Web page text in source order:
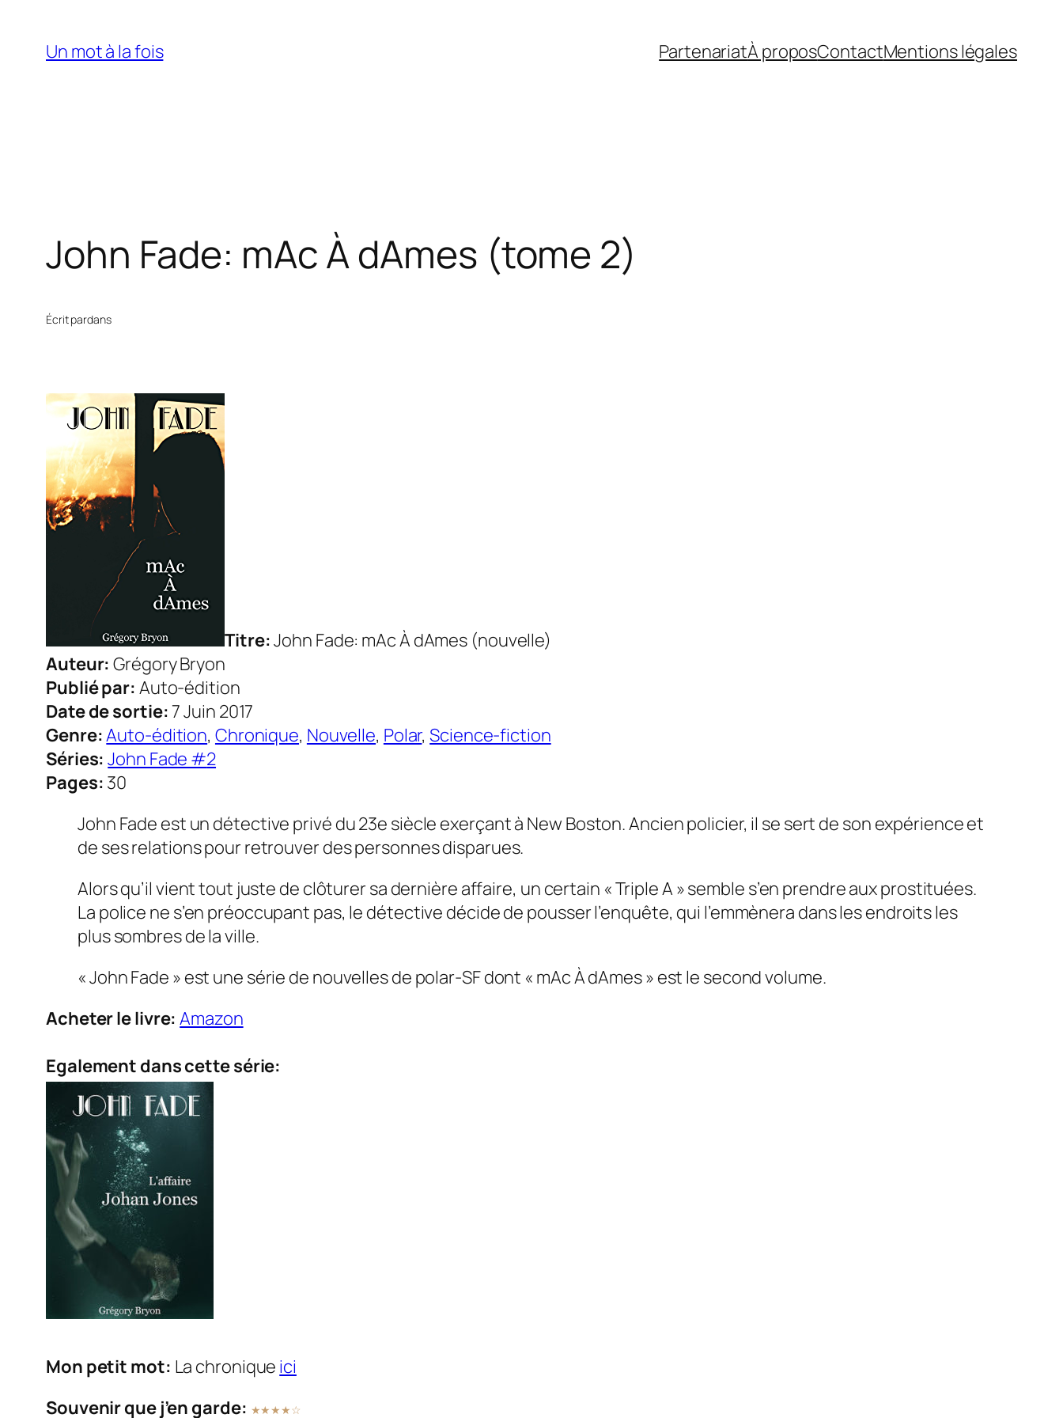
contenu
Un mot à la fois PartenariatÀ proposContactMentions légales
John Fade: mAc À dAmes (tome 2)
Écrit pardans
Titre:John Fade: mAc À dAmes (nouvelle)
Auteur: Grégory Bryon
Publié par: Auto-édition
Date de sortie:7 Juin 2017
Genre:Auto-édition, Chronique, Nouvelle, Polar,Science-fiction
Séries: John Fade #2
Pages: 30
John Fade est un détective privé du 23e siècle exerçant à New Boston. Ancien policier, il se sert de son expérience et
de ses relations pour retrouver des personnes disparues.
Alors qu’il vient tout juste de clôturer sa dernière affaire, un certain « Triple A » semble s’en prendre aux prostituées.
La police ne s’en préoccupant pas, le détective décide de pousser l’enquête, qui l’emmènera dans les endroits les
plus sombres de la ville.
« John Fade » est une série de nouvelles de polar-SF dont « mAc À dAmes » est le second volume.
Acheter le livre: Amazon
Egalement dans cette série:
Mon petit mot: La chronique ici
Souvenir que j’en garde: ★★★★☆